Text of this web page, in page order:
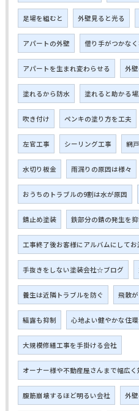
足場を組むと 外壁見ると光る
アパートの外壁 借り手がつかなく
アパートを生まれ変わらせる 外
塗れるから防水 塗れると助かる
吹き付け ペンキの塗り方を工夫
左官工事 シーリング工事 網
水切り板金 雨漏りの原因は様々
おうちのトラブルの9割は水が原因
錆止め塗装 鉄部分の錆の発生を
工事終了後お客様にアルバムにしてお
手抜きをしない塗装会社☆ブログ
養生は近隣トラブルを防ぐ 飛散
結露も抑制 心地よい健やかな住
大規模修繕工事を手掛ける会社
オーナー様や不動産屋さんまで幅広く
腹筋崩壊するほど明るい会社 外